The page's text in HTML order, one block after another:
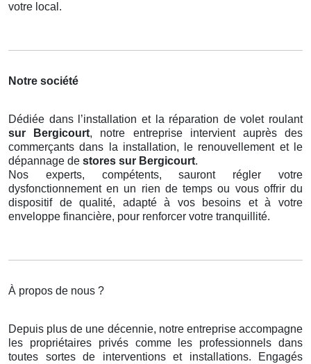
votre local.
Notre société
Dédiée dans l’installation et la réparation de volet roulant
sur Bergicourt, notre entreprise intervient auprès des
commerçants dans la installation, le renouvellement et le
dépannage de stores sur Bergicourt.
Nos experts, compétents, sauront régler votre
dysfonctionnement en un rien de temps ou vous offrir du
dispositif de qualité, adapté à vos besoins et à votre
enveloppe financière, pour renforcer votre tranquillité.
À propos de nous ?
Depuis plus de une décennie, notre entreprise accompagne
les propriétaires privés comme les professionnels dans
toutes sortes de interventions et installations. Engagés